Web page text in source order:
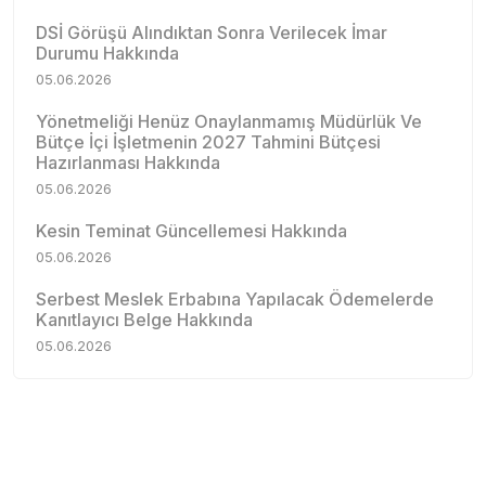
DSİ Görüşü Alındıktan Sonra Verilecek İmar
Durumu Hakkında
05.06.2026
Yönetmeliği Henüz Onaylanmamış Müdürlük Ve
Bütçe İçi İşletmenin 2027 Tahmini Bütçesi
Hazırlanması Hakkında
05.06.2026
Kesin Teminat Güncellemesi Hakkında
05.06.2026
Serbest Meslek Erbabına Yapılacak Ödemelerde
Kanıtlayıcı Belge Hakkında
05.06.2026